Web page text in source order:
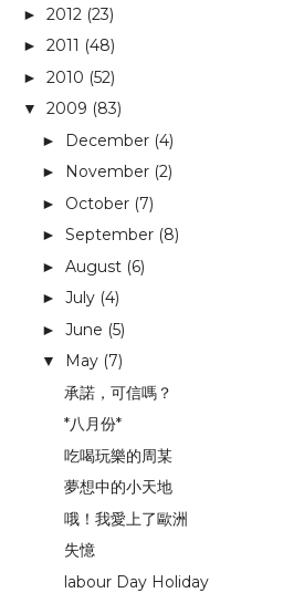
► 2012 (23)
► 2011 (48)
► 2010 (52)
▼ 2009 (83)
► December (4)
► November (2)
► October (7)
► September (8)
► August (6)
► July (4)
► June (5)
▼ May (7)
承諾，可信嗎？
*八月份*
吃喝玩樂的周某
夢想中的小天地
哦！我愛上了歐洲
失憶
labour Day Holiday